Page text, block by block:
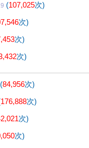
(107,025次)
次)
次)
次)
(84,956次)
176,888次)
次)
次)